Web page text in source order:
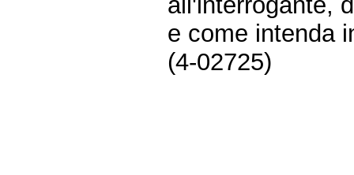
e come intenda
(4-02725)